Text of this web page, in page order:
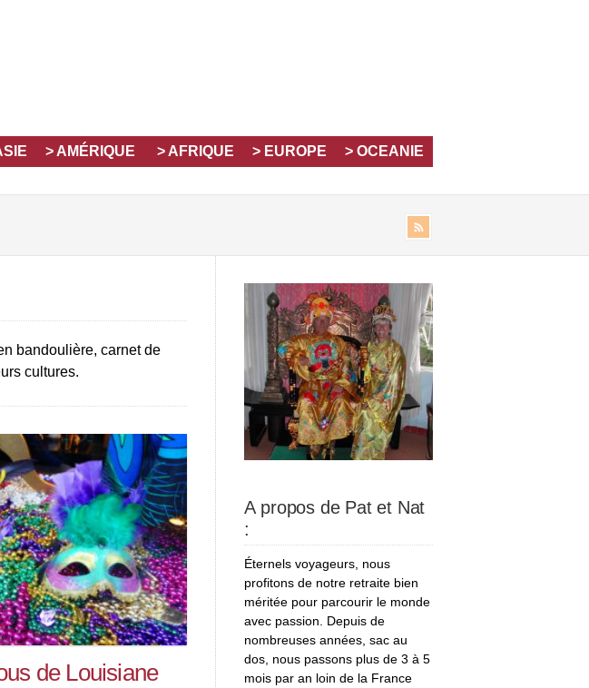
> AMÉRIQUE > AFRIQUE > EUROPE > OCEANIE
bandoulière, carnet de
cultures.
de Louisiane
A propos de Pat et Nat
:
Éternels voyageurs, nous
profitons de notre retraite bien
méritée pour parcourir le monde
avec passion. Depuis de
nombreuses années, sac au
dos, nous passons plus de 3 à 5
mois par an loin de la France